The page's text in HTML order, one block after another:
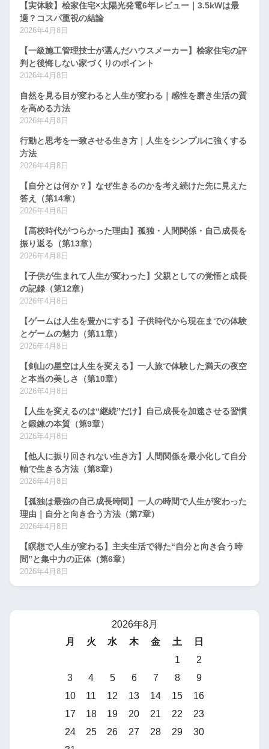
【実体験】桧家住宅×太陽光発電6年レビュー｜3.5kWは最
適？コスパ重視の結論
2026年4月8日
【一級施工管理技士が選んだハウスメーカー】桧家住宅の評
判と後悔しない家づくりのポイント
2026年4月8日
自然を見る目が変わると人生が変わる｜感性を磨き生活の質
を高める方法
2026年4月8日
行動と思考を一致させる生き方｜人生をシンプルに強くする
方法
2026年4月8日
【自分とは何か？】なぜ生きるのかを考え続けた先に見えた
答え（第14章）
2026年4月8日
【高校時代がつらかった理由】孤独・人間関係・自己成長を
振り返る（第13章）
2026年4月8日
【子供が生まれて人生が変わった】父親としての覚悟と成長
の記録（第12章）
2026年4月8日
【ゲームは人生を豊かにする】子供時代から現在までの体験
とゲームの魅力（第11章）
2026年4月8日
【剣山の星空は人生を変える】一人旅で体験した満天の夜空
と本当の美しさ（第10章）
2026年4月8日
【人生を変えるのは“継続”だけ】自己成長を加速させる習慣
と鍛錬の本質（第9章）
2026年4月8日
【他人に振り回されない生き方】人間関係を最小化して自分
軸で生きる方法（第8章）
2026年4月8日
【孤独は最強の自己成長時間】一人の時間で人生が変わった
理由｜自分と向き合う方法（第7章）
2026年4月8日
【瞑想で人生が変わる】主夫生活で得た“自分と向き合う時
間”と集中力の正体（第6章）
2026年4月8日
2026年8月
月
火 水 木 金 土
日
1
2
3
4 5 6 7 8
9
10
11 12 13 14 15
16
17
18 19 20 21 22
23
24
25 26 27 28 29
30